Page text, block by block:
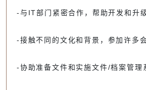
-与IT部门紧密合作，帮助开发和升
-接触不同的文化和背景，参加许多
-协助准备文件和实施文件/档案管理